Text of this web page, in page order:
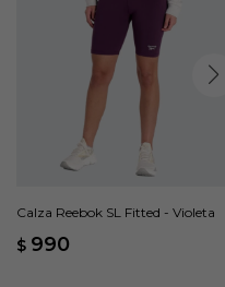
Calza Reebok SL Fitted - Violeta
$ 990